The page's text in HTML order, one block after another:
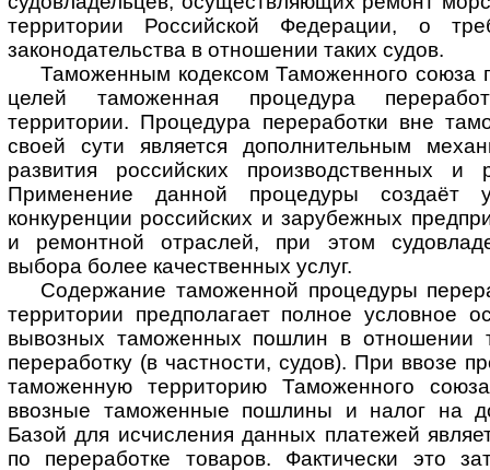
территории Российской Федерации, о
законодательства в отношении таких судов.
Таможенным кодексом Таможенного союза
целей таможенная процедура
территории. Процедура переработки вне
своей сути является дополнительным
развития российских производственных и
Применение данной процедуры создаёт
конкуренции российских и зарубежных
и ремонтной отраслей, при этом
выбора более качественных услуг.
Содержание таможенной процедуры
территории предполагает полное условное
вывозных таможенных пошлин в отношении
переработку (в частности, судов). При ввозе
таможенную территорию Таможенного
ввозные таможенные пошлины и налог на
Базой для исчисления данных платежей
по переработке товаров. Фактически это